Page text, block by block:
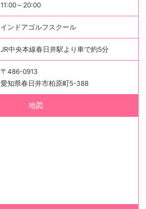
11:00～20:00
インドアゴルフスクール
JR中央本線春日井駅より車で約5分
〒486-0913
愛知県春日井市柏原町5-388
地図